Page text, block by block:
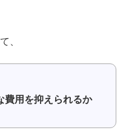
、
費用を抑えられるか